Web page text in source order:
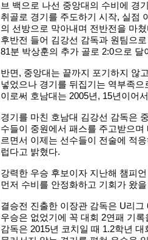
브 백으로 나선 중앙대의 수비에 경
취골로 경기를 주도하기 시작, 실점
의 선방으로 막아내며 전반전을 마쳤
후반전 들어 김강선 감독과 원팀으
81분 박상훈의 추가 골로 2:0으로 달
반면, 중앙대는 끝까지 포기하지 않
넣었으나 경기를 뒤집기는 역부족
이로써 호남대는 2005년, 15년이어
경기를 마친 호남대 김강선 감독은
수들이 중원에서 패스를 주고받으
르면서 이제는 선수들이 전술에 적
럽다고 밝혔다.
강력한 우승 후보이자 지난해 챔피
먼저 수비를 안정화하고 기회가 왔
결승전 진출한 이장관 감독은 U리
우승은 없었기에 꼭 대회 2연패 기
감독은 2015년 코치일 때 1.2학년